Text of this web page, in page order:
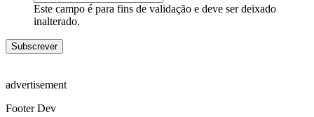
Este campo é para fins de validação e deve ser deixado
inalterado.
advertisement
Footer Dev